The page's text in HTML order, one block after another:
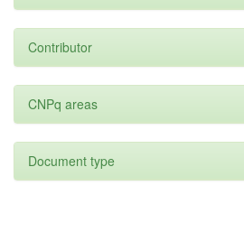
Contributor
CNPq areas
Document type